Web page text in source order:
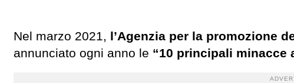
Nel marzo 2021, l’Agenzia per la promozione
annunciato ogni anno le “10 principali minacce